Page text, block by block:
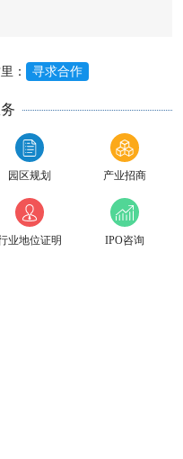
： 寻求合作
园区规划 产业招商
业地位证明 IPO咨询